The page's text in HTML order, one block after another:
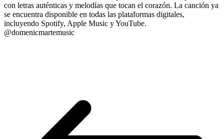
con letras auténticas y melodías que tocan el corazón. La canción ya
se encuentra disponible en todas las plataformas digitales,
incluyendo Spotify, Apple Music y YouTube.
@domenicmartemusic